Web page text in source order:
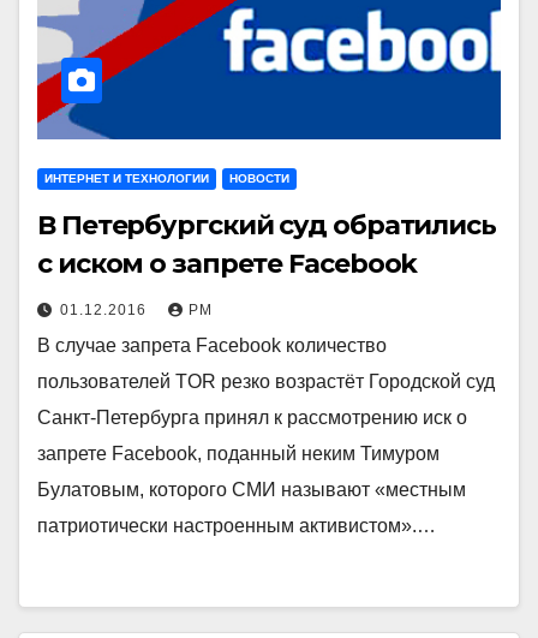
ИНТЕРНЕТ И ТЕХНОЛОГИИ НОВОСТИ
В Петербургский суд обратились
с иском о запрете Facebook
01.12.2016 РМ
В случае запрета Facebook количество
пользователей TOR резко возрастёт Городской суд
Санкт-Петербурга принял к рассмотрению иск о
запрете Facebook, поданный неким Тимуром
Булатовым, которого СМИ называют «местным
патриотически настроенным активистом».…